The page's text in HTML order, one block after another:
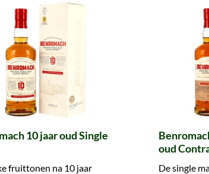
10 jaar oud Single
fruittonen na 10 jaar
oud
De single